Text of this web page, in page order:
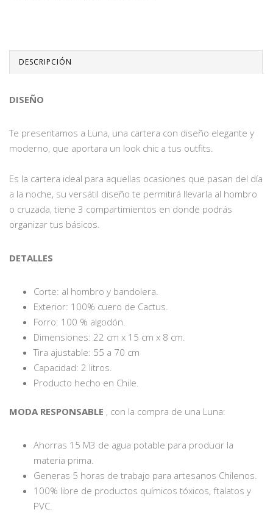
DESCRIPCIÓN
DISEÑO
Te presentamos a Luna, una cartera con diseño elegante y
moderno, que aportara un look chic a tus outfits.
Es la cartera ideal para aquellas ocasiones que pasan del día
a la noche, su versátil diseño te permitirá llevarla al hombro
o cruzada, tiene 3 compartimientos en donde podrás
organizar tus básicos.
DETALLES
Corte: al hombro y bandolera.
Exterior: 100% cuero de Cactus.
Forro: 100 % algodón.
Dimensiones: 22 cm x 15 cm x 8 cm.
Tira ajustable: 55 a 70 cm
Capacidad: 2 litros.
Producto hecho en Chile.
MODA RESPONSABLE , con la compra de una Luna:
Ahorras 15 M3 de agua potable para producir la
materia prima.
Generas 5 horas de trabajo para artesanos Chilenos.
100% libre de productos químicos tóxicos, ftalatos y
PVC.